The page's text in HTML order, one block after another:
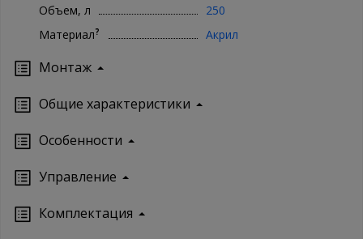
Объем, л
250
Материал? Акрил
Монтаж
Oбщие характеристики
Особенности
Управление
Кoмплектация